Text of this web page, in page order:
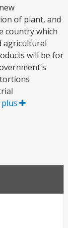
of plant, and
country which
agricultural
will be for